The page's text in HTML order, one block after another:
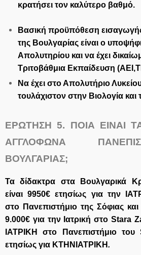
κρατήσει τον καλύτερο βαθμό.
Βασική προϋπόθεση
της Βουλγαρίας είναι ο
Απολυτηρίου και να έχει
Τριτοβάθμια Εκπαίδευση
Να έχει στο Απολυτήριο
τουλάχιστον στην Βιολογία και
ΕΡΩΤΗΣΗ 5. ΠΟΙΑ ΕΙΝΑΙ
ΑΓΓΛΟΦΩΝΑ
ΒΟΥΛΓΑΡΙΑΣ;
Τα δίδακτρα στα Βουλγαρικά
είναι 9950€ ετησίως για την
στο Πανεπιστήμιο της Σόφιας
9.000€ για την Ιατρική στο Stara
ΙΑΤΡΙΚΗ στο Πανεπιστήμιο του
ετησίως για ΚΤΗΝΙΑΤΡΙΚΗ.